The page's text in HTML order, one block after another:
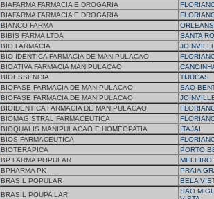
BIAFARMA FARMACIA E DROGARIA
BIAFARMA FARMACIA E DROGARIA
BIANCO FARMA
ORLEANS
BIBIS FARMA LTDA
SANTA
BIO FARMACIA
BIO IDENTICA FARMACIA DE MANIPULACAO
BIOATIVA FARMACIA MANIPULACAO
BIOESSENCIA
TIJUCAS
BIOFASE FARMACIA DE MANIPULACAO
SAO
BIOFASE FARMACIA DE MANIPULACAO
BIOIDENTICA FARMACIA DE MANIPULACAO
BIOMAGISTRAL FARMACEUTICA
BIOQUALIS MANIPULACAO E HOMEOPATIA
ITAJAI
BIOS FARMACEUTICA
BIOTERAPICA
PORTO
BP FARMA POPULAR
MELEIRO
BPHARMA PK
PRAIA
BRASIL POPULAR
BELA
BRASIL POUPA LAR
SAO